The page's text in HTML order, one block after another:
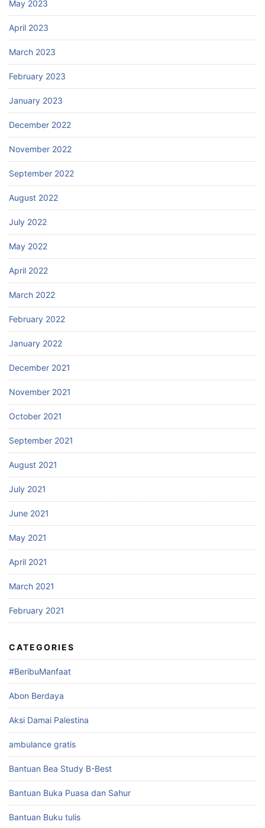
May 2023
April 2023
March 2023
February 2023
January 2023
December 2022
November 2022
September 2022
August 2022
July 2022
May 2022
April 2022
March 2022
February 2022
January 2022
December 2021
November 2021
October 2021
September 2021
August 2021
July 2021
June 2021
May 2021
April 2021
March 2021
February 2021
CATEGORIES
#BeribuManfaat
Abon Berdaya
Aksi Damai Palestina
ambulance gratis
Bantuan Bea Study B-Best
Bantuan Buka Puasa dan Sahur
Bantuan Buku tulis